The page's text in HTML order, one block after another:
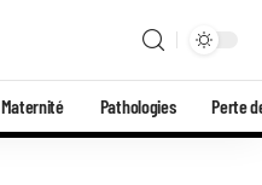
Maternité Pathologies Perte